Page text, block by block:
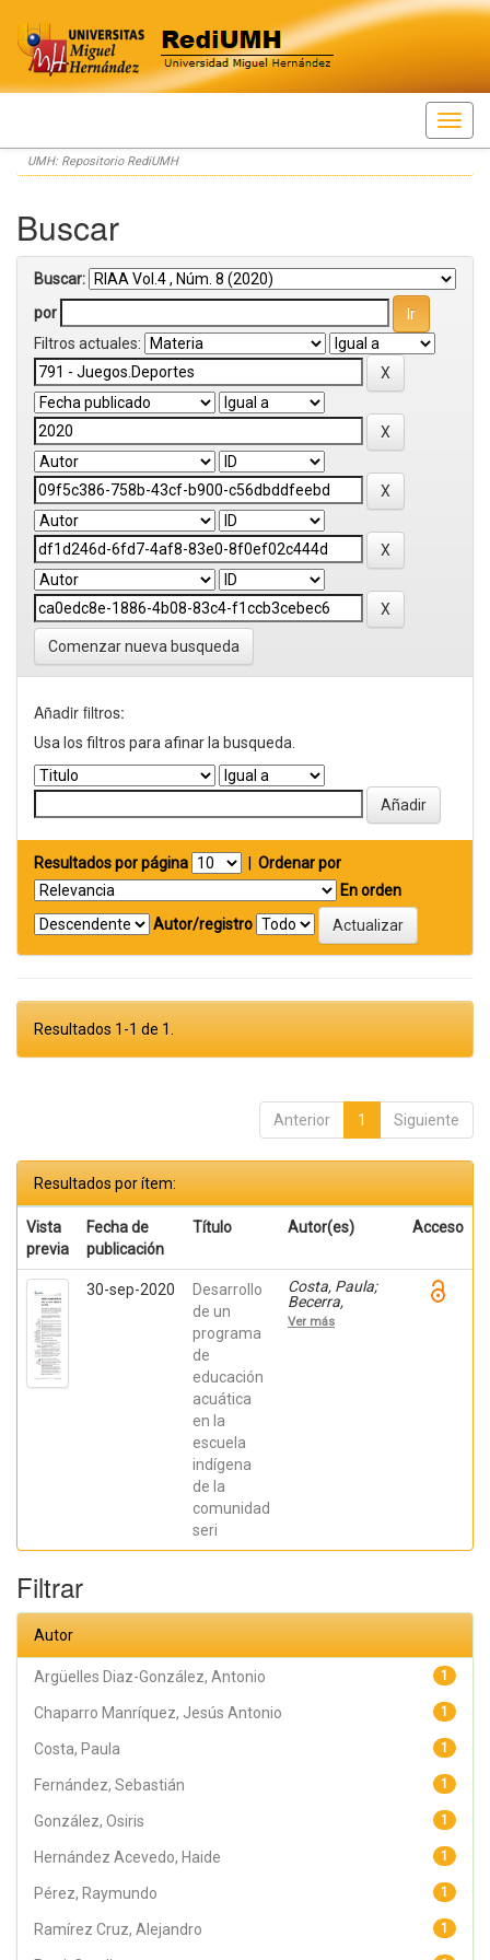
Skip
navigation
UMH: Repositorio RediUMH
Buscar
Buscar:
por
Filtros actuales:
Comenzar nueva busqueda
Añadir filtros:
Usa los filtros para afinar la busqueda.
Resultados por página
Ordenar por
En orden
Autor/registro
Resultados 1-1 de 1.
Anterior 1 Siguiente
Resultados por ítem:
Vista
previa
Fecha de
publicación
Título Autor(es) Acceso
30-sep-2020
Desarrollo
de un
programa
de
educación
acuática
en la
escuela
indígena
de la
comunidad
seri
Costa, Paula;
Becerra,
Viviana;
Becerra,
Ramírez Cruz,
Granados,
Ver más
Filtrar
Autor
1
Argüelles Diaz-González, Antonio
1
Chaparro Manríquez, Jesús Antonio
1
Costa, Paula
1
Fernández, Sebastián
1
González, Osiris
1
Hernández Acevedo, Haide
1
Pérez, Raymundo
1
Ramírez Cruz, Alejandro